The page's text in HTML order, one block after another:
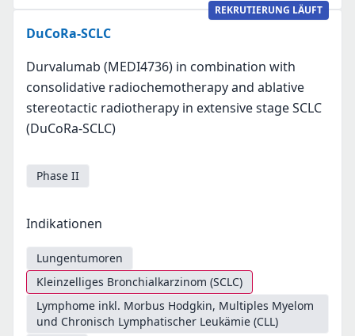
REKRUTIERUNG LÄUFT
DuCoRa-SCLC
Durvalumab (MEDI4736) in combination with
consolidative radiochemotherapy and ablative
stereotactic radiotherapy in extensive stage SCLC
(DuCoRa-SCLC)
Phase II
Indikationen
Lungentumoren
Kleinzelliges Bronchialkarzinom (SCLC)
Lymphome inkl. Morbus Hodgkin, Multiples Myelom
und Chronisch Lymphatischer Leukämie (CLL)